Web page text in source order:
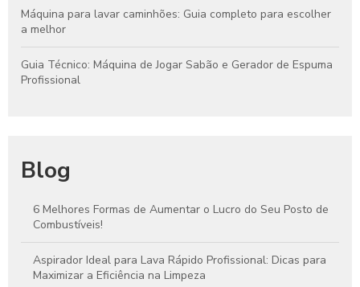
Máquina para lavar caminhões: Guia completo para escolher
a melhor
Guia Técnico: Máquina de Jogar Sabão e Gerador de Espuma
Profissional
Blog
6 Melhores Formas de Aumentar o Lucro do Seu Posto de
Combustíveis!
Aspirador Ideal para Lava Rápido Profissional: Dicas para
Maximizar a Eficiência na Limpeza